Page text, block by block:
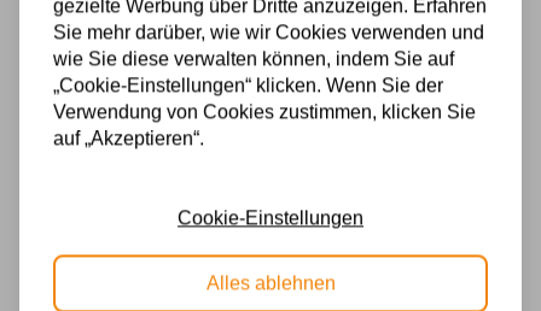
Spezifikationen
Material
gezielte Werbung über Dritte anzuzeigen. Erfahren
Sie mehr darüber, wie wir Cookies verwenden und
wie Sie diese verwalten können, indem Sie auf
„Cookie-Einstellungen“ klicken. Wenn Sie der
Verwendung von Cookies zustimmen, klicken Sie
auf „Akzeptieren“.
Cookie-Einstellungen
Alles ablehnen